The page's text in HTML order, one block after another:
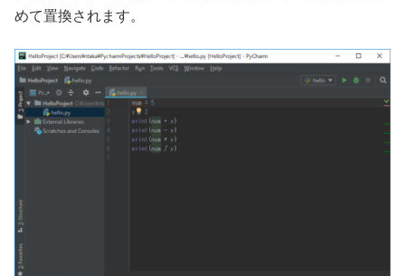
めて置換されます。